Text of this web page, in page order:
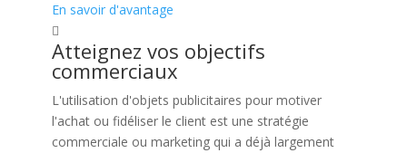
En savoir d'avantage
Atteignez vos objectifs
commerciaux
L'utilisation d'objets publicitaires pour motiver
l'achat ou fidéliser le client est une stratégie
commerciale ou marketing qui a déjà largement